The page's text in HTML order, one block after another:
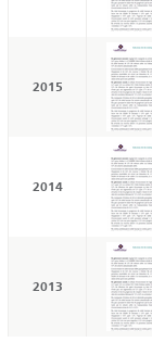
2015
2014
2013